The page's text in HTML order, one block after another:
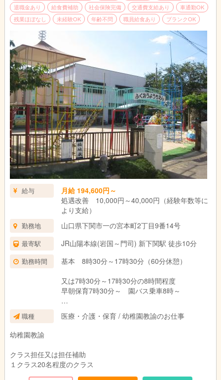
退職金あり
給食費補助 社会保険完備 交通費支給あり
車通勤OK
残業ほぼなし
未経験OK 年齢不問 職員給食あり ブランクOK
給与
月給 194,600円～
処遇改善 10,000円～40,000円（経験年数等に
より支給）
勤務地 山口県下関市一の宮本町2丁目9番14号
最寄駅 JR山陽本線(岩国～門司) 新下関駅 徒歩10分
勤務時間
基本 8時30分～17時30分（60分休憩）
又は7時30分～17時30分の8時間程度
早朝保育7時30分～ 園バス乗車8時～
土曜日は8時～12時（休憩なし）
第2第4土曜日は休み 土曜日出勤は当番制
職種
医療・介護・保育 / 幼稚園教諭のお仕事
幼稚園教諭
クラス担任又は担任補助
１クラス20名程度のクラス